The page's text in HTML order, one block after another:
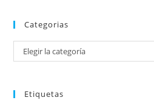
Categorias
Elegir la categoría
Etiquetas